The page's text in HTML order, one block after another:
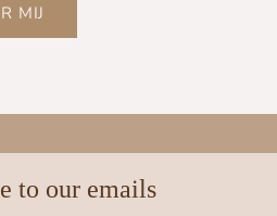
MIJ
to our emails